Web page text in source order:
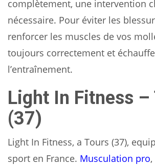
complètement, une intervention
nécessaire. Pour éviter les
renforcer les muscles de vos
toujours correctement et
l’entraînement.
Light In Fitness –
(37)
Light In Fitness, a Tours (37),
sport en France. Musculation pro,